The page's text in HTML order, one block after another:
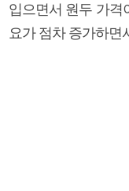
입으면서 원두 가격
요가 점차 증가하면